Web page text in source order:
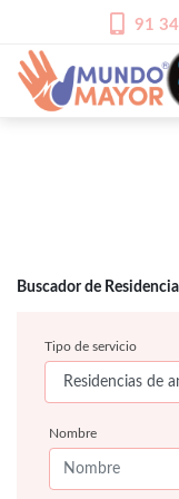
91
Buscador de
Tipo de servicio
Nombre